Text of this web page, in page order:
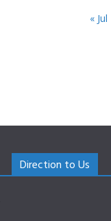
« Jul
Direction to Us